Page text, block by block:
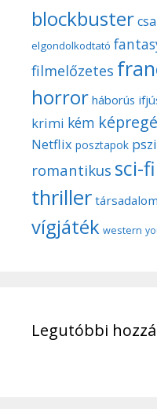
blockbuster
elgondolkodtató
filmelőzetes
horror háborús
krimi kém
Netflix posztapok
romantikus sci-fi
thriller
vígjáték western
Legutóbbi